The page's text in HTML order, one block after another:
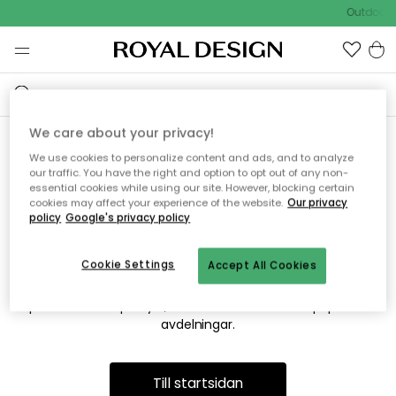
Outdoor
Vi hittar tyvärr inte sidan du
söker
Detta kan bero på att sidan inte längre finns eller att den har
flyttats. Vi ber om ursäkt för besväret. I menyn ovan kan du
avdelningar.
Till startsidan
We care about your privacy!
We use cookies to personalize content and ads, and to analyze
our traffic. You have the right and option to opt out of any non-
essential cookies while using our site. However, blocking certain
cookies may affect your experience of the website. Our privacy
policy Google's privacy policy
Accept All Cookies
Cookie Settings